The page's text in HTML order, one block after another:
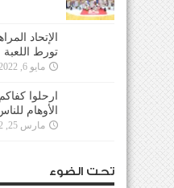
الإتحاد
تورط اللعبة
مايو 6, 2022
ارحلوا
الأوهام
مارس 25, 2022
تحت الضوء